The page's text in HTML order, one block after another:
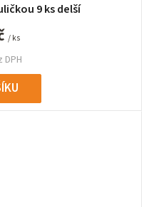
9 ks delší
DPH
/ ks